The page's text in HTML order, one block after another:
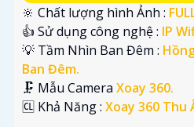
🔆 Chất lượng hình Ảnh :
👍 Sử dụng công nghệ : IP
💡 Tầm Nhìn Ban Đêm :
Ban Đêm.
🗜️ Mẫu Camera Xoay 360.
️🆑 Khả Năng : Xoay 360 Thu